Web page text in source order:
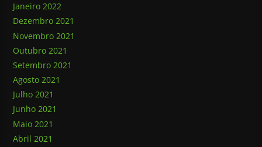
Janeiro 2022
Dezembro 2021
Novembro 2021
Outubro 2021
Setembro 2021
Agosto 2021
Julho 2021
Junho 2021
Maio 2021
Abril 2021